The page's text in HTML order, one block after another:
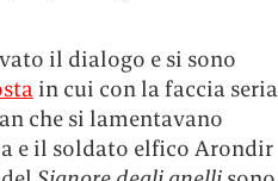
il dialogo e si sono
in cui con la faccia seria
che si lamentavano
e il soldato elfico Arondir